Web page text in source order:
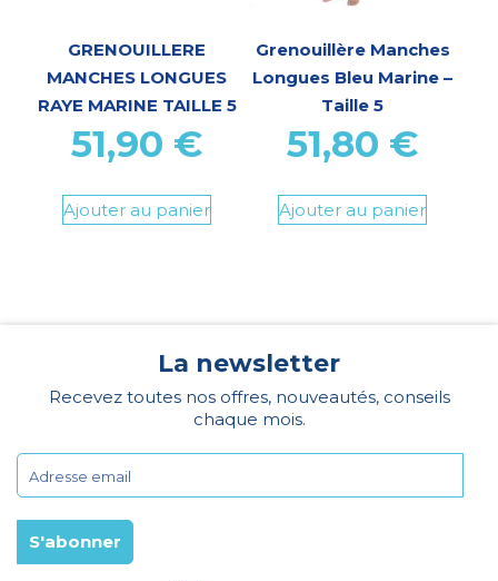
GRENOUILLERE
MANCHES LONGUES
RAYE MARINE TAILLE 5
51,90 €
Ajouter au panier
Grenouillère Manches
Longues Bleu Marine –
Taille 5
51,80 €
Ajouter au panier
La newsletter
Recevez toutes nos offres, nouveautés, conseils
chaque mois.